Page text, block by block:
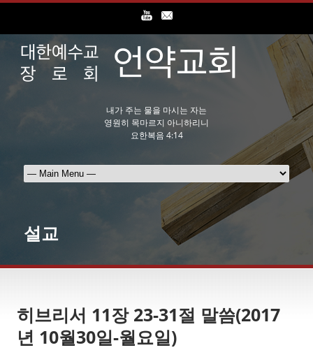
내가 주는 물을 마시는 자는
영원히 목마르지 아니하리니
요한복음 4:14
설교
히브리서 11장 23-31절 말씀(2017
년 10월30일-월요일)